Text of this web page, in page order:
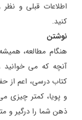
اطلاعات قبلی و
کنید.
نوشتن
هنگام مطالعه،
آنچه که می خوانید
کتاب درسی، اعم از
و پویا، کمتر چیزی
ذهن شما را درگیر و